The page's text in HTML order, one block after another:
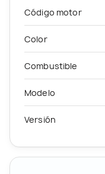
Código motor
Color
Combustible
Modelo
Versión